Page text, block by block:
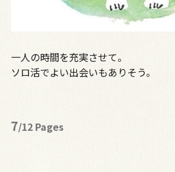
一人の時間を充実させて。
ソロ活でよい出会いもありそう。
7/12 Pages